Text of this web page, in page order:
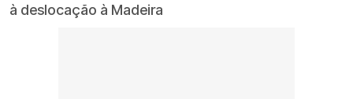
à deslocação à Madeira